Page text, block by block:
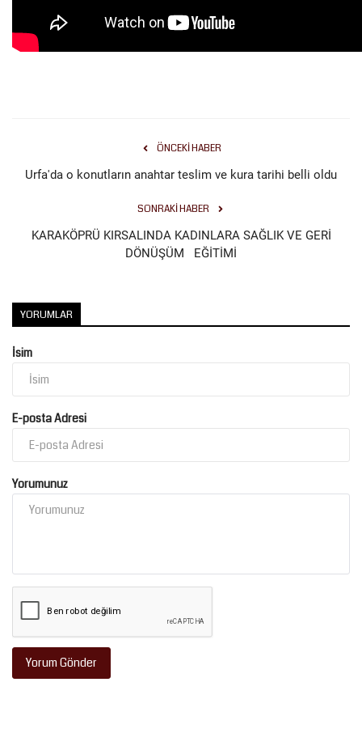
ÖNCEKI HABER
Urfa'da o konutların anahtar teslim ve kura tarihi belli oldu
SONRAKI HABER
KARAKÖPRÜ KIRSALINDA KADINLARA SAĞLIK VE GERİ
DÖNÜŞÜM EĞİTİMİ
YORUMLAR
İsim
E-posta Adresi
Yorumunuz
Yorum Gönder